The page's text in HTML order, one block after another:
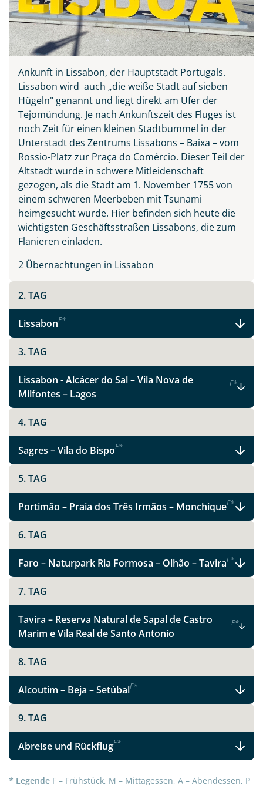
Teile diese Reise
Facebook
Instagram
Ankunft in Lissabon, der Hauptstadt Portugals.
Lissabon wird auch „die weiße Stadt auf sieben
Hügeln" genannt und liegt direkt am Ufer der
Tejomündung. Je nach Ankunftszeit des Fluges ist
noch Zeit für einen kleinen Stadtbummel in der
Unterstadt des Zentrums Lissabons – Baixa – vom
Rossio-Platz zur Praça do Comércio. Dieser Teil der
Altstadt wurde in schwere Mitleidenschaft
gezogen, als die Stadt am 1. November 1755 von
einem schweren Meerbeben mit Tsunami
heimgesucht wurde. Hier befinden sich heute die
wichtigsten Geschäftsstraßen Lissabons, die zum
Flanieren einladen.
2 Übernachtungen in Lissabon
2. TAG
LissabonF*
3. TAG
Lissabon - Alcácer do Sal – Vila Nova de
Milfontes – Lagos
F*
4. TAG
Sagres – Vila do BispoF*
5. TAG
Portimão – Praia dos Três Irmãos – MonchiqueF*
6. TAG
Faro – Naturpark Ria Formosa – Olhão – TaviraF*
7. TAG
Tavira – Reserva Natural de Sapal de Castro
Marim e Vila Real de Santo Antonio
F*
8. TAG
Alcoutim – Beja – SetúbalF*
9. TAG
Abreise und RückflugF*
* Legende F – Frühstück, M – Mittagessen, A – Abendessen, P